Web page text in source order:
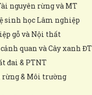
nguyên rừng và MT
sinh học Lâm nghiệp
gỗ và Nội thất
quan và Cây xanh ĐT
đai & PTNT
& Môi trường